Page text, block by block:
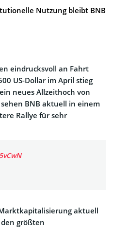
Nutzung bleibt BNB
eindrucksvoll an Fahrt
US-Dollar im April stieg
neues Allzeithoch von
BNB aktuell in einem
Rallye für sehr
aktuell
größten